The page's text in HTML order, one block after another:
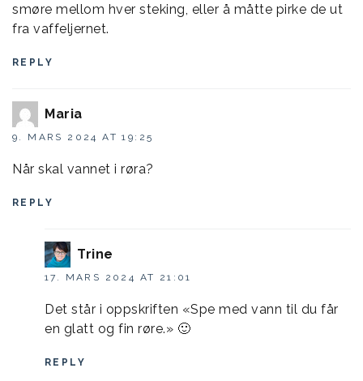
smøre mellom hver steking, eller å måtte pirke de ut
fra vaffeljernet.
REPLY
Maria
9. MARS 2024 AT 19:25
Når skal vannet i røra?
REPLY
Trine
17. MARS 2024 AT 21:01
Det står i oppskriften «Spe med vann til du får
en glatt og fin røre.» 🙂
REPLY